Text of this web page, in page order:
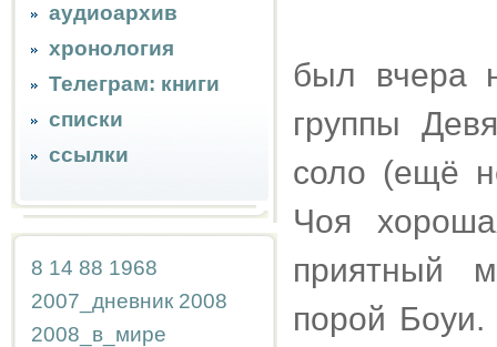
аудиоархив
хронология
Телеграм: книги
списки
ссылки
8 14 88 1968
2007_дневник 2008
2008_в_мире
был вчера
группы
соло (ещё
Чоя
приятный
порой